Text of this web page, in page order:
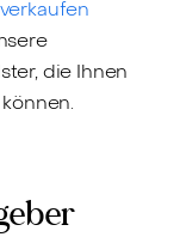
die Ihnen